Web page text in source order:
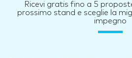
Ricevi gratis fino a 5
prossimo stand e sceglie la
impegno